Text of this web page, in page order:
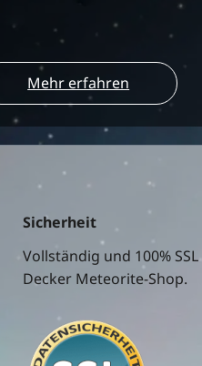
Mehr erfahren
Sicherheit
Vollständig und 100%
Decker Meteorite-Shop.